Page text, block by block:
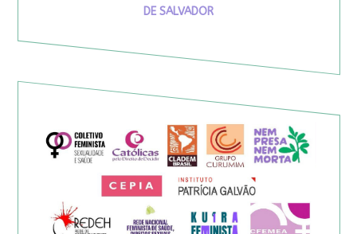
DE SALVADOR